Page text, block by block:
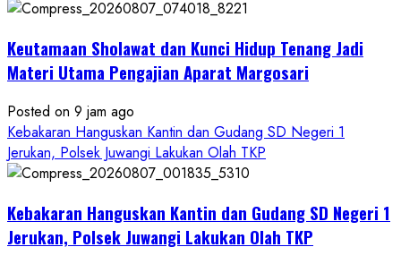
Keutamaan Sholawat dan Kunci Hidup Tenang Jadi
Materi Utama Pengajian Aparat Margosari
Posted on 9 jam ago
Kebakaran Hanguskan Kantin dan Gudang SD Negeri 1
Jerukan, Polsek Juwangi Lakukan Olah TKP
Kebakaran Hanguskan Kantin dan Gudang SD Negeri 1
Jerukan, Polsek Juwangi Lakukan Olah TKP